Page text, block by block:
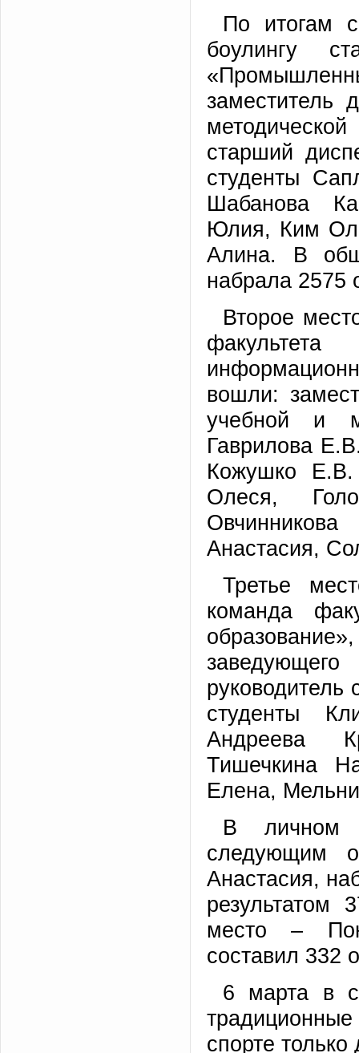
По итогам
боулингу
заместитель
старший
студенты
Шабанова
Юлия, Ким
Алина. В
набрала 2575
Второе
вошли:
учебной и
Гаврилова
Кожушко Е.В.
Олеся,
Анастасия,
Третье
команда
руководитель
студенты
Андреева
Тишечкина
Елена,
В личном
следующим
Анастасия,
место –
составил 332
6 марта в
спорте